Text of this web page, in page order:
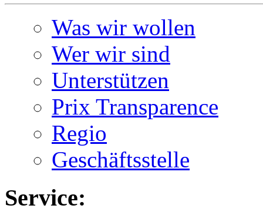
Was wir wollen
Wer wir sind
Unterstützen
Prix Transparence
Regio
Geschäftsstelle
Service: